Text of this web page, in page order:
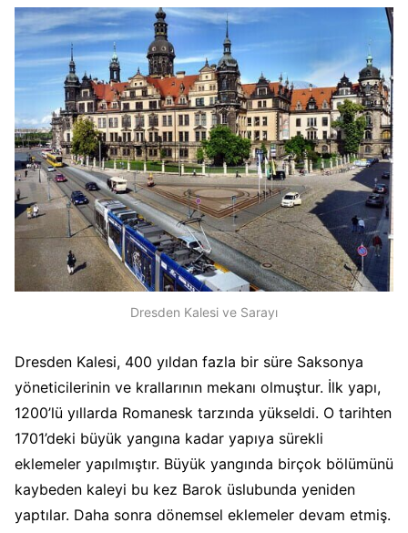
Dresden Kalesi ve Sarayı
Dresden Kalesi, 400 yıldan fazla bir süre Saksonya
yöneticilerinin ve krallarının mekanı olmuştur. İlk yapı,
1200’lü yıllarda Romanesk tarzında yükseldi. O tarihten
1701’deki büyük yangına kadar yapıya sürekli
eklemeler yapılmıştır. Büyük yangında birçok bölümünü
kaybeden kaleyi bu kez Barok üslubunda yeniden
yaptılar. Daha sonra dönemsel eklemeler devam etmiş.